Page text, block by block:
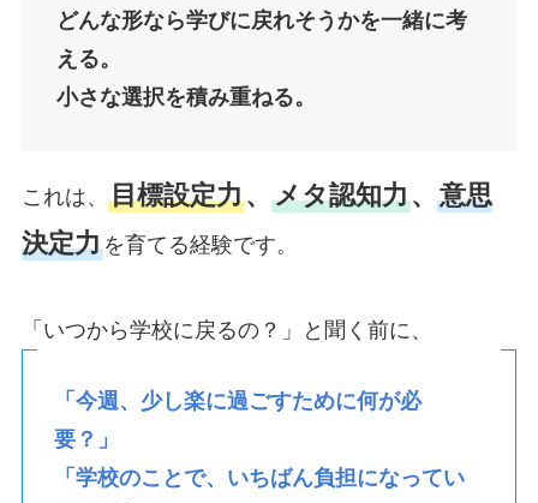
どんな形なら学びに戻れそうかを一緒に考
える。
小さな選択を積み重ねる。
これは、 目標設定力、 メタ認知力、 意思
決定力を育てる経験です。
「いつから学校に戻るの？」と聞く前に、
「今週、少し楽に過ごすために何が必
要？」
「学校のことで、いちばん負担になってい